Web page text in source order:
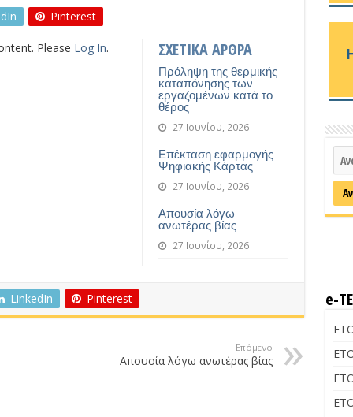
Pinterest
ΣΧΕΤΙΚΑ ΑΡΘΡΑ
Πρόληψη της θερμικής
καταπόνησης των
εργαζομένων κατά το
θέρος
27 Ιουνίου, 2026
Επέκταση εφαρμογής
Ψηφιακής Κάρτας
27 Ιουνίου, 2026
Απουσία λόγω
ανωτέρας βίας
27 Ιουνίου, 2026
Please Log In.
LinkedIn Pinterest
Επόμενο
Απουσία λόγω ανωτέρας βίας
e-